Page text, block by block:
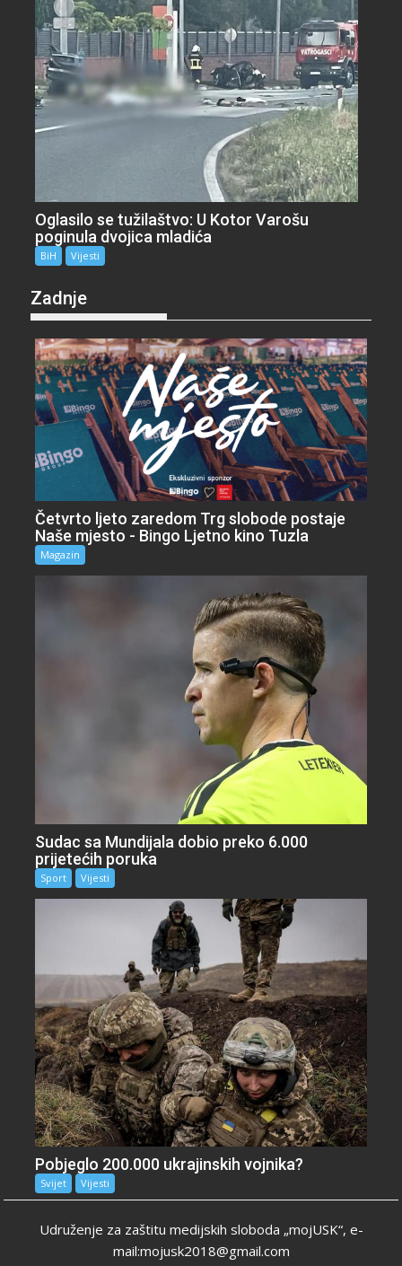
Oglasilo se tužilaštvo: U Kotor Varošu
poginula dvojica mladića
BiH Vijesti
Zadnje
Četvrto ljeto zaredom Trg slobode postaje
Naše mjesto - Bingo Ljetno kino Tuzla
Magazin
Sudac sa Mundijala dobio preko 6.000
prijetećih poruka
Sport Vijesti
Pobjeglo 200.000 ukrajinskih vojnika?
Svijet Vijesti
Udruženje za zaštitu medijskih sloboda „mojUSK“, e-
mail:mojusk2018@gmail.com